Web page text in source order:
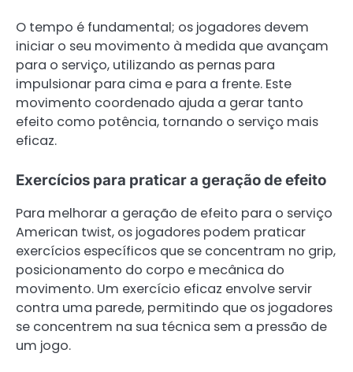
O tempo é fundamental; os jogadores devem
iniciar o seu movimento à medida que avançam
para o serviço, utilizando as pernas para
impulsionar para cima e para a frente. Este
movimento coordenado ajuda a gerar tanto
efeito como potência, tornando o serviço mais
eficaz.
Exercícios para praticar a geração de efeito
Para melhorar a geração de efeito para o serviço
American twist, os jogadores podem praticar
exercícios específicos que se concentram no grip,
posicionamento do corpo e mecânica do
movimento. Um exercício eficaz envolve servir
contra uma parede, permitindo que os jogadores
se concentrem na sua técnica sem a pressão de
um jogo.